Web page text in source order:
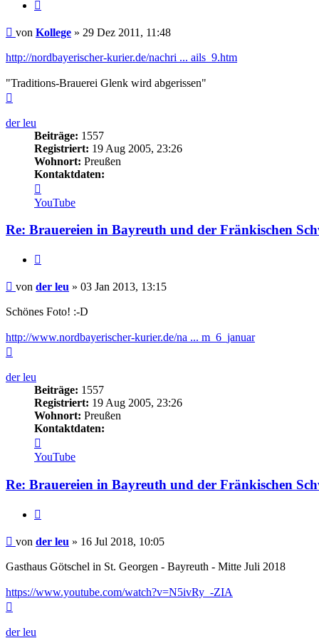
Beitrag
von Kollege » 29 Dez 2011, 11:48
http://nordbayerischer-kurier.de/nachri ... ails_9.htm
"Traditions-Brauerei Glenk wird abgerissen"
der leu
Beiträge: 1557
Registriert: 19 Aug 2005, 23:26
Wohnort: Preußen
Kontaktdaten:
von
der
YouTube
Re: Brauereien in Bayreuth und der Fränkischen
Beitrag
von der leu » 03 Jan 2013, 13:15
Schönes Foto! :-D
http://www.nordbayerischer-kurier.de/na ... m_6_januar
der leu
Beiträge: 1557
Registriert: 19 Aug 2005, 23:26
Wohnort: Preußen
Kontaktdaten:
von
der
YouTube
Re: Brauereien in Bayreuth und der Fränkischen
Beitrag
von der leu » 16 Jul 2018, 10:05
Gasthaus Götschel in St. Georgen - Bayreuth - Mitte Juli 2018
https://www.youtube.com/watch?v=N5ivRy_-ZIA
der leu